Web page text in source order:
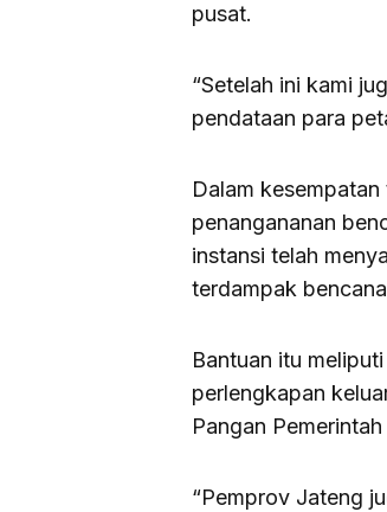
pusat.
“Setelah ini kami
pendataan para
Dalam
penangananan
instansi telah
terdampak
Bantuan itu
perlengkapan
Pangan
“Pemprov Jateng